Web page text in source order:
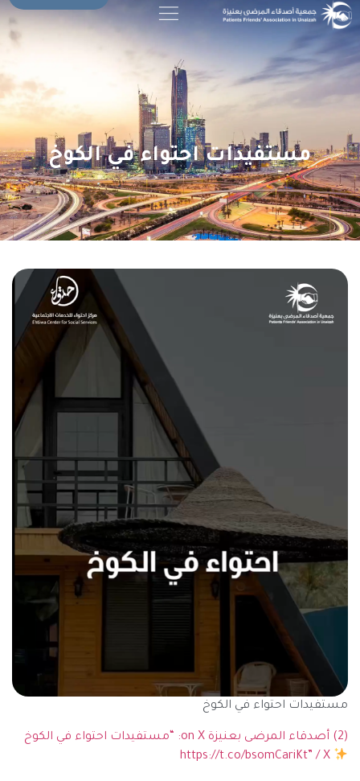
مستفيدات احتواء في الكوخ
مستفيدات احتواء في الكوخ
(2) أصدقاء المرضى بعنيزة on X: “مستفيدات احتواء في الكوخ
https://t.co/bsomCariKt” / X